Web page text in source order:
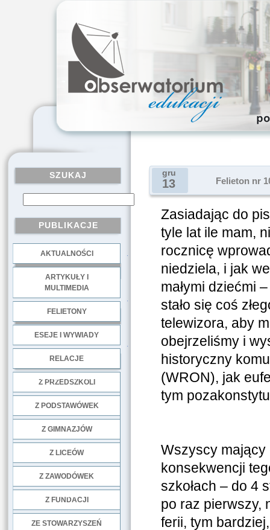
SZUKAJ
PUBLIKACJE
AKTUALNOŚCI
ARTYKUŁY I
MULTIMEDIA
FELIETONY
ESEJE I WYWIADY
RELACJE
Z PRZEDSZKOLI
Z PODSTAWÓWEK
Z GIMNAZJÓW
Z LICEÓW
Z ZAWODÓWEK
Z FUNDACJI
ZE STOWARZYSZEŃ
gru
13 Felieton nr
Zasiadając do
tyle lat ile mam,
rocznicę
niedziela, i jak
małymi dziećmi
stało się coś
telewizora, aby
obejrzeliśmy i
historyczny
(WRON), jak
tym
Wszyscy mający
konsekwencji
szkołach – do 4
po raz pierwszy,
ferii, tym